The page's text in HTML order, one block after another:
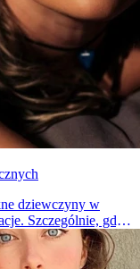
dziewczyny w
Szczególnie, gdy
miejsc. Patrząc
De Janeiro.